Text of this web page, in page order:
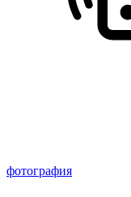
фотография